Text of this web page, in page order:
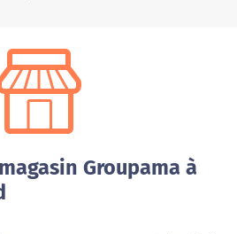
Groupama à